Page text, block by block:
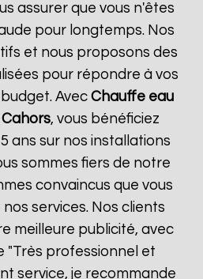
assurer que vous n'êtes
pour longtemps. Nos
et nous proposons des
pour répondre à vos
AvecChauffe eau
Cahors, vous bénéficiez
ans sur nos installations
sommes fiers de notre
convaincus que vous
services. Nos clients
meilleure publicité, avec
"Très professionnel et
service, je recommande